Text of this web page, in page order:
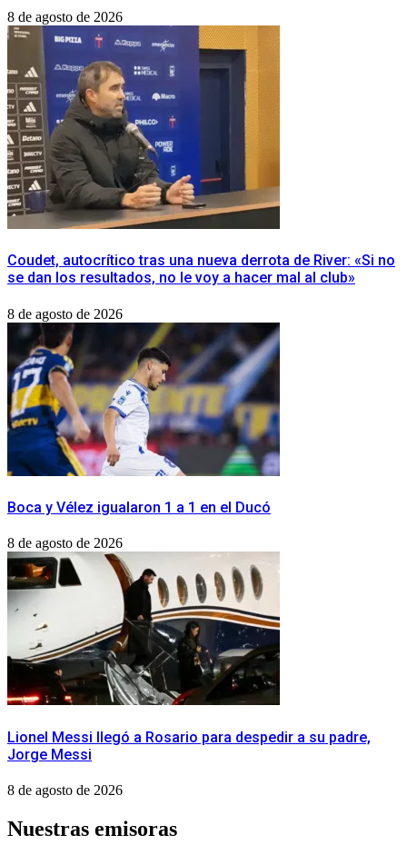
8 de agosto de 2026
Coudet, autocrítico tras una nueva derrota de River: «Si no
se dan los resultados, no le voy a hacer mal al club»
8 de agosto de 2026
Boca y Vélez igualaron 1 a 1 en el Ducó
8 de agosto de 2026
Lionel Messi llegó a Rosario para despedir a su padre,
Jorge Messi
8 de agosto de 2026
Nuestras emisoras